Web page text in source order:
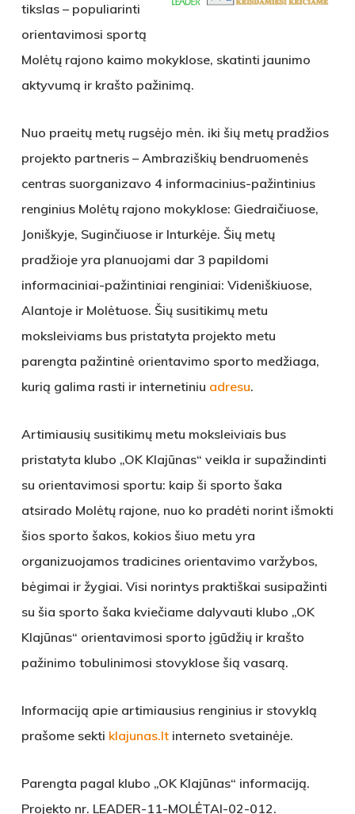
tikslas – populiarinti
orientavimosi sportą
Molėtų rajono kaimo mokyklose, skatinti jaunimo
aktyvumą ir krašto pažinimą.
Nuo praeitų metų rugsėjo mėn. iki šių metų pradžios
projekto partneris – Ambraziškių bendruomenės
centras suorganizavo 4 informacinius-pažintinius
renginius Molėtų rajono mokyklose: Giedraičiuose,
Joniškyje, Suginčiuose ir Inturkėje. Šių metų
pradžioje yra planuojami dar 3 papildomi
informaciniai-pažintiniai renginiai: Videniškiuose,
Alantoje ir Molėtuose. Šių susitikimų metu
moksleiviams bus pristatyta projekto metu
parengta pažintinė orientavimo sporto medžiaga,
kurią galima rasti ir internetiniu adresu.
Artimiausių susitikimų metu moksleiviais bus
pristatyta klubo „OK Klajūnas“ veikla ir supažindinti
su orientavimosi sportu: kaip ši sporto šaka
atsirado Molėtų rajone, nuo ko pradėti norint išmokti
šios sporto šakos, kokios šiuo metu yra
organizuojamos tradicines orientavimo varžybos,
bėgimai ir žygiai. Visi norintys praktiškai susipažinti
su šia sporto šaka kviečiame dalyvauti klubo „OK
Klajūnas“ orientavimosi sporto įgūdžių ir krašto
pažinimo tobulinimosi stovyklose šią vasarą.
Informaciją apie artimiausius renginius ir stovyklą
prašome sekti klajunas.ltinterneto svetainėje.
Parengta pagal klubo „OK Klajūnas“ informaciją.
Projekto nr. LEADER-11-MOLĖTAI-02-012.